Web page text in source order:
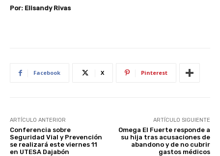
Por: Elisandy Rivas
Facebook X Pinterest
ARTÍCULO ANTERIOR
Conferencia sobre
Seguridad Vial y Prevención
se realizará este viernes 11
en UTESA Dajabón
ARTÍCULO SIGUIENTE
Omega El Fuerte responde a
su hija tras acusaciones de
abandono y de no cubrir
gastos médicos